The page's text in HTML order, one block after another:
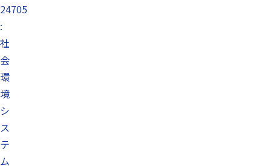
24705
:
社
会
環
境
シ
ス
テ
ム